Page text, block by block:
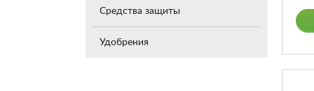
Средства защиты
Удобрения